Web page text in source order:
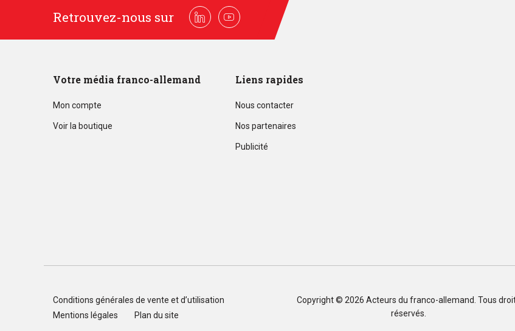
Retrouvez-nous sur LinkedinYoutube
Votre média franco-allemand
Mon compte
Voir la boutique
Liens rapides
Nous contacter
Nos partenaires
Publicité
Conditions générales de vente et d’utilisation
Mentions légales
Plan du site
Copyright © 2026 Acteurs du franco-allemand . Tous
réservés.